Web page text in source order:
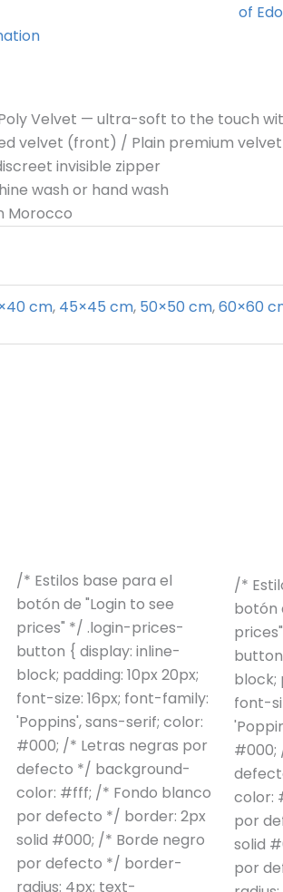
of Edo
Poly Velvet — ultra-soft to the touch
velvet (front) / Plain premium
invisible zipper
wash or hand wash
Morocco
cm, 45×45 cm, 50×50 cm,60×60
/* Estilos base para el
botón de "Login to see
prices" */ .login-prices-
button { display: inline-
block; padding: 10px 20px;
font-size: 16px; font-family:
'Poppins', sans-serif; color:
#000; /* Letras negras por
defecto */ background-
color: #fff; /* Fondo blanco
por defecto */ border: 2px
solid #000; /* Borde negro
por defecto */ border-
radius: 4px; text-
/*
botón
block;
font-
#000;
color:
por
solid
por